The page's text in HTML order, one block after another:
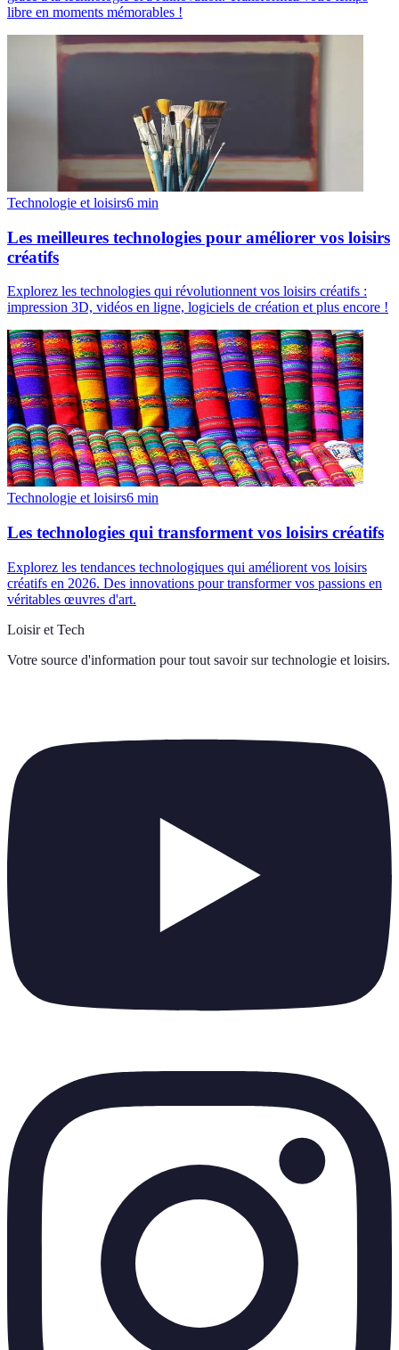
libre en moments mémorables !
Technologie et loisirs6 min
Les meilleures technologies pour améliorer vos loisirs
créatifs
Explorez les technologies qui révolutionnent vos loisirs créatifs :
impression 3D, vidéos en ligne, logiciels de création et plus encore !
Technologie et loisirs6 min
Les technologies qui transforment vos loisirs créatifs
Explorez les tendances technologiques qui améliorent vos loisirs
créatifs en 2026. Des innovations pour transformer vos passions en
véritables œuvres d'art.
Loisir et Tech
Votre source d'information pour tout savoir sur technologie et loisirs.